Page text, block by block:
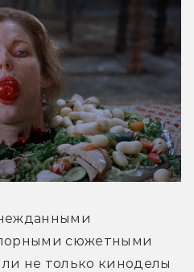
сюжетными
не только киноделы